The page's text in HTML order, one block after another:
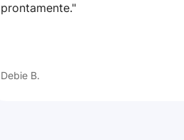
prontamente."
Debie B.